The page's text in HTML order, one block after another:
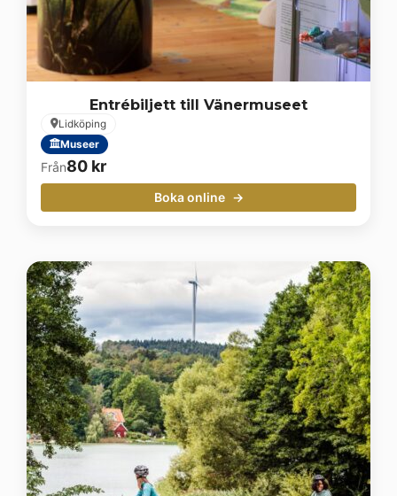
Entrébiljett till Vänermuseet
Lidköping
Museer
Från80 kr
Boka online